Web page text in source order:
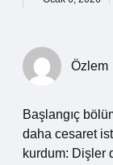
Özlem
Başlangıç
daha cesaret
kurdum: Dişler